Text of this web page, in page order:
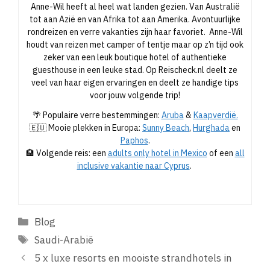
Anne-Wil heeft al heel wat landen gezien. Van Australië
tot aan Azië en van Afrika tot aan Amerika. Avontuurlijke
rondreizen en verre vakanties zijn haar favoriet. Anne-Wil
houdt van reizen met camper of tentje maar op z’n tijd ook
zeker van een leuk boutique hotel of authentieke
guesthouse in een leuke stad. Op Reischeck.nl deelt ze
veel van haar eigen ervaringen en deelt ze handige tips
voor jouw volgende trip!
🌴 Populaire verre bestemmingen: Aruba& Kaapverdië.
🇪🇺 Mooie plekken in Europa: Sunny Beach, Hurghadaen
Paphos.
🏨 Volgende reis: een adults only hotel in Mexico of een all
inclusive vakantie naar Cyprus.
Categorieën
Blog
Tags
Saudi-Arabië
5 x luxe resorts en mooiste strandhotels in